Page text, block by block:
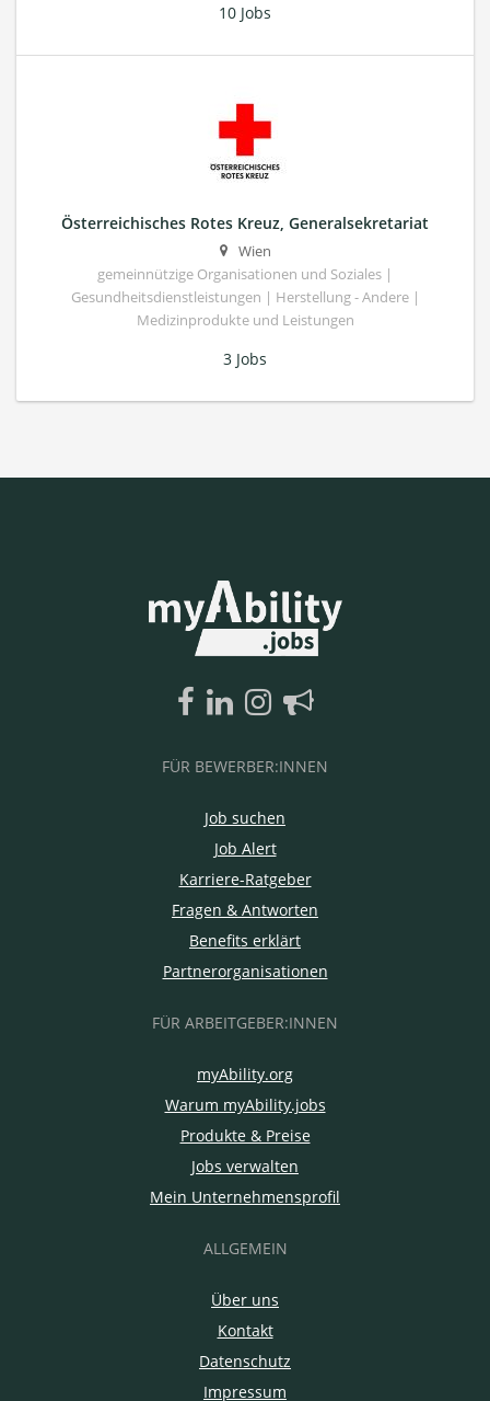
10 Jobs
Österreichisches Rotes Kreuz, Generalsekretariat
Wien
gemeinnützige Organisationen und Soziales |
Gesundheitsdienstleistungen | Herstellung - Andere |
Medizinprodukte und Leistungen
3 Jobs
FÜR BEWERBER:INNEN
Job suchen
Job Alert
Karriere-Ratgeber
Fragen & Antworten
Benefits erklärt
Partnerorganisationen
FÜR ARBEITGEBER:INNEN
myAbility.org
Warum myAbility.jobs
Produkte & Preise
Jobs verwalten
Mein Unternehmensprofil
ALLGEMEIN
Über uns
Kontakt
Datenschutz
Impressum